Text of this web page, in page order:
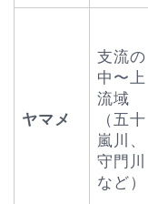
ヤマメ
支流の
中〜上
流域
（五十
嵐川、
守門川
など）